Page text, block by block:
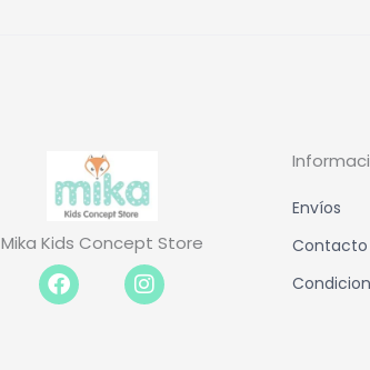
Mika Kids Concept Store
Facebook-
f
Instagram
Envíos
Contacto